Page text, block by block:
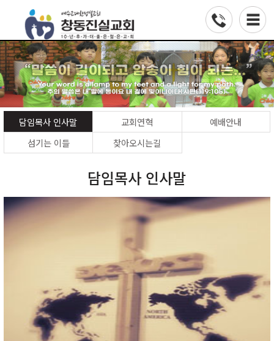
담임목사 인사말 교회연혁
예배안내
섬기는 이들
찾아오시는길
담임목사 인사말